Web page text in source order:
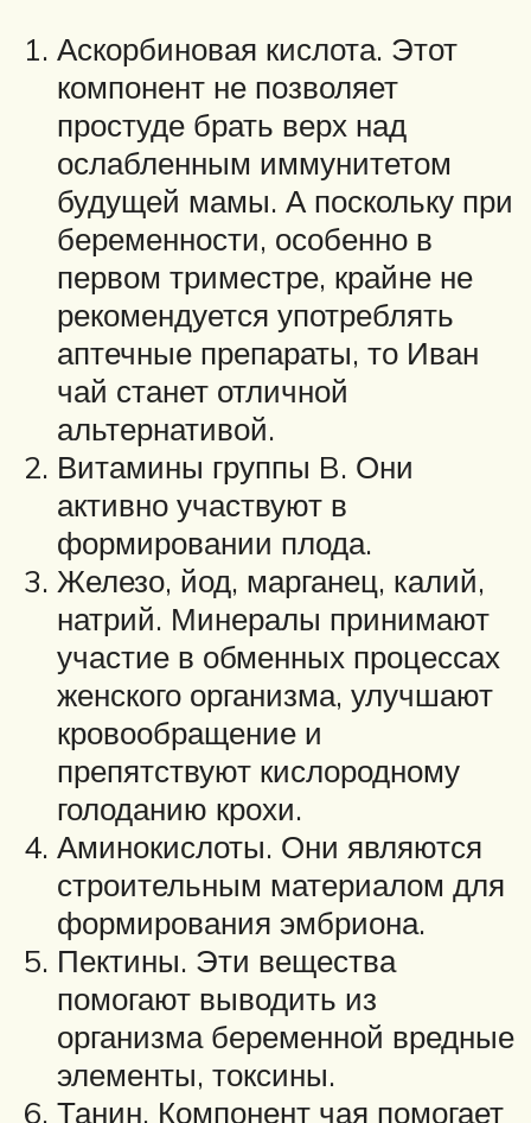
Аскорбиновая кислота. Этот
компонент не позволяет
простуде брать верх над
ослабленным иммунитетом
будущей мамы. А поскольку при
беременности, особенно в
первом триместре, крайне не
рекомендуется употреблять
аптечные препараты, то Иван
чай станет отличной
альтернативой.
Витамины группы B. Они
активно участвуют в
формировании плода.
Железо, йод, марганец, калий,
натрий. Минералы принимают
участие в обменных процессах
женского организма, улучшают
кровообращение и
препятствуют кислородному
голоданию крохи.
Аминокислоты. Они являются
строительным материалом для
формирования эмбриона.
Пектины. Эти вещества
помогают выводить из
организма беременной вредные
элементы, токсины.
Танин. Компонент чая помогает